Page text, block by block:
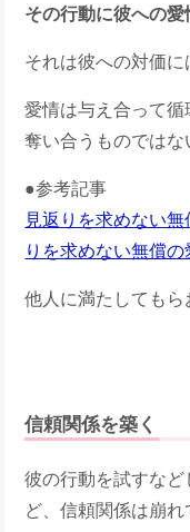
その行動に彼への愛
それは彼への対価に
愛情は与え合って循
奪い合うものではな
●参考記事
見返りを求めない無
りを求めない無償の
他人に満たしてもら
信頼関係を築く
彼の行動を試すな
ど、信頼関係は崩れ